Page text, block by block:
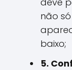
não
baixo;
5.